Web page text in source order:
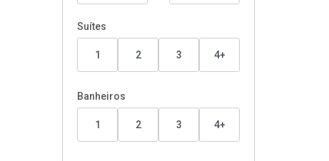
Suítes
1 2 3 4+
Banheiros
1 2 3 4+